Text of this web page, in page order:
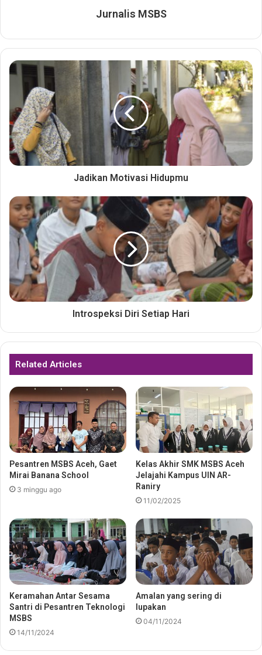
Jurnalis MSBS
Jadikan Motivasi Hidupmu
Introspeksi Diri Setiap Hari
Related Articles
Pesantren MSBS Aceh, Gaet
Mirai Banana School
3 minggu ago
Kelas Akhir SMK MSBS Aceh
Jelajahi Kampus UIN AR-
Raniry
11/02/2025
Keramahan Antar Sesama
Santri di Pesantren Teknologi
MSBS
14/11/2024
Amalan yang sering di
lupakan
04/11/2024